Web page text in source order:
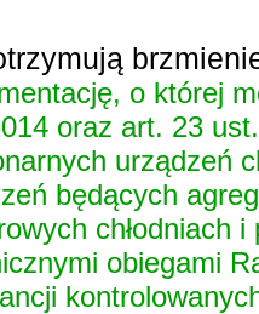
o której
oraz art. 23
urządzeń
będących
chłodniach
obiegami